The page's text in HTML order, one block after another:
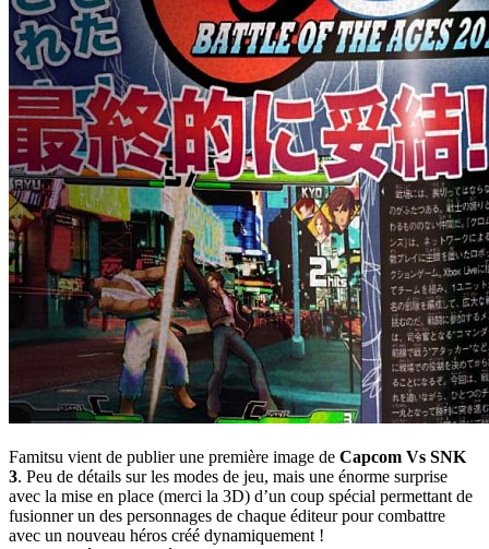
Famitsu vient de publier une première image de Capcom Vs SNK
3. Peu de détails sur les modes de jeu, mais une énorme surprise
avec la mise en place (merci la 3D) d’un coup spécial permettant de
fusionner un des personnages de chaque éditeur pour combattre
avec un nouveau héros créé dynamiquement !